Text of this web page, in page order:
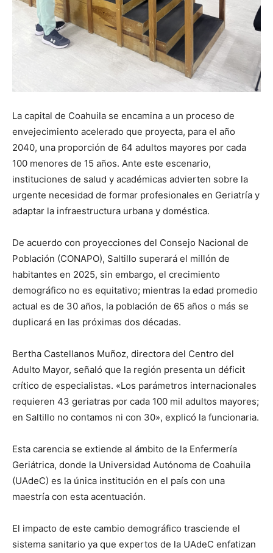
La capital de Coahuila se encamina a un proceso de
envejecimiento acelerado que proyecta, para el año
2040, una proporción de 64 adultos mayores por cada
100 menores de 15 años. Ante este escenario,
instituciones de salud y académicas advierten sobre la
urgente necesidad de formar profesionales en Geriatría y
adaptar la infraestructura urbana y doméstica.
De acuerdo con proyecciones del Consejo Nacional de
Población (CONAPO), Saltillo superará el millón de
habitantes en 2025, sin embargo, el crecimiento
demográfico no es equitativo; mientras la edad promedio
actual es de 30 años, la población de 65 años o más se
duplicará en las próximas dos décadas.
Bertha Castellanos Muñoz, directora del Centro del
Adulto Mayor, señaló que la región presenta un déficit
crítico de especialistas. «Los parámetros internacionales
requieren 43 geriatras por cada 100 mil adultos mayores;
en Saltillo no contamos ni con 30», explicó la funcionaria.
Esta carencia se extiende al ámbito de la Enfermería
Geriátrica, donde la Universidad Autónoma de Coahuila
(UAdeC) es la única institución en el país con una
maestría con esta acentuación.
El impacto de este cambio demográfico trasciende el
sistema sanitario ya que expertos de la UAdeC enfatizan